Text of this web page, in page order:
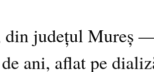
Mureș —
ani, aflat pe